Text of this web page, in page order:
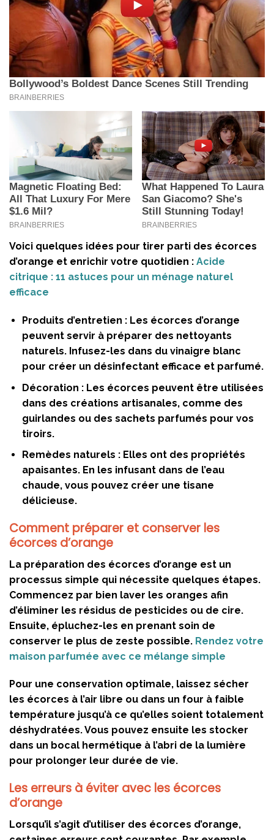
Voici quelques idées pour tirer parti des écorces
d’orange et enrichir votre quotidien : Acide
citrique : 11 astuces pour un ménage naturel
efficace
Produits d’entretien :Les écorces d’orange
peuvent servir à préparer des nettoyants
naturels. Infusez-les dans du vinaigre blanc
pour créer un désinfectant efficace et parfumé.
Décoration :Les écorces peuvent être utilisées
dans des créations artisanales, comme des
guirlandes ou des sachets parfumés pour vos
tiroirs.
Remèdes naturels :Elles ont des propriétés
apaisantes. En les infusant dans de l’eau
chaude, vous pouvez créer une tisane
délicieuse.
Comment préparer et conserver les
écorces d’orange
La préparation des écorces d’orange est un
processus simple qui nécessite quelques étapes.
Commencez par bien laver les oranges afin
d’éliminer les résidus de pesticides ou de cire.
Ensuite, épluchez-les en prenant soin de
conserver le plus de zeste possible. Rendez votre
maison parfumée avec ce mélange simple
Pour une conservation optimale, laissez sécher
les écorces à l’air libre ou dans un four à faible
température jusqu’à ce qu’elles soient totalement
déshydratées. Vous pouvez ensuite les stocker
dans un bocal hermétique à l’abri de la lumière
pour prolonger leur durée de vie.
Les erreurs à éviter avec les écorces
d’orange
Lorsqu’il s’agit d’utiliser des écorces d’orange,